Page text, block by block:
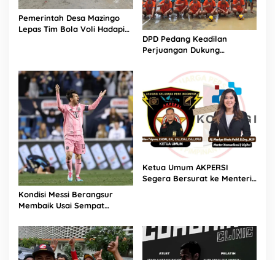
Pemerintah Desa Mazingo
Lepas Tim Bola Voli Hadapi
DPD Pedang Keadilan
Perjuangan Dukung
HUT RI ke-81 di Mandrehe
Kondisi Messi Berangsur
Membaik Usai Sempat
Cepat
Ketua Umum AKPERSI
Segera Bersurat ke Menteri